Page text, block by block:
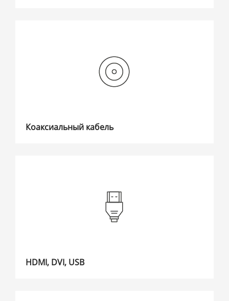
Коаксиальный кабель
HDMI, DVI, USB